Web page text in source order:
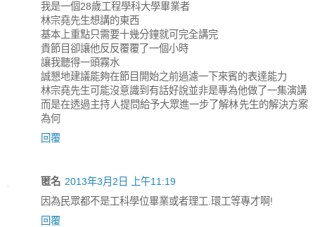
我是一個28歲工程學科大學畢業者
林宗堯先生想講的東西
基本上重點只需要十幾分鐘就可完全講完
貴節目卻讓他反反覆覆了一個小時
讓我聽得一頭霧水
誠懇地建議能夠在節目開始之前過濾一下來賓的表達能力
林宗堯先生可能沒意識到有話好說並非是專為他做了一集演講
而是在透過主持人提問給予大眾進一步了解林先生的解決方案
為何
回覆
匿名 2013年3月2日 上午11:19
因為民眾都不是工科學位畢業或者理工.環工等專才啊!
回覆